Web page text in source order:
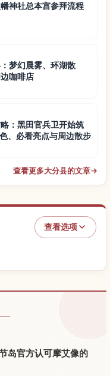
神社总本宫参拜流程
梦幻晨雾、环湖散
咖啡店
：黑田官兵卫开始筑
、必看亮点与周边散步
查看更多大分县的文章→
查看选项
岛官方认可摩艾像的